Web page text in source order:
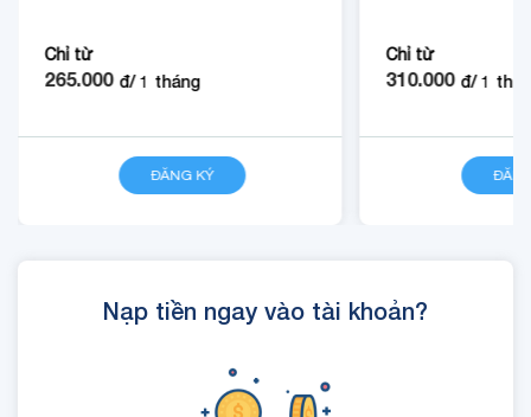
trước 12 tháng.
Chỉ từ
265.000 đ/1 tháng
ĐĂNG KÝ
Chỉ từ
310.000 đ/1
Nạp tiền ngay vào tài khoản?